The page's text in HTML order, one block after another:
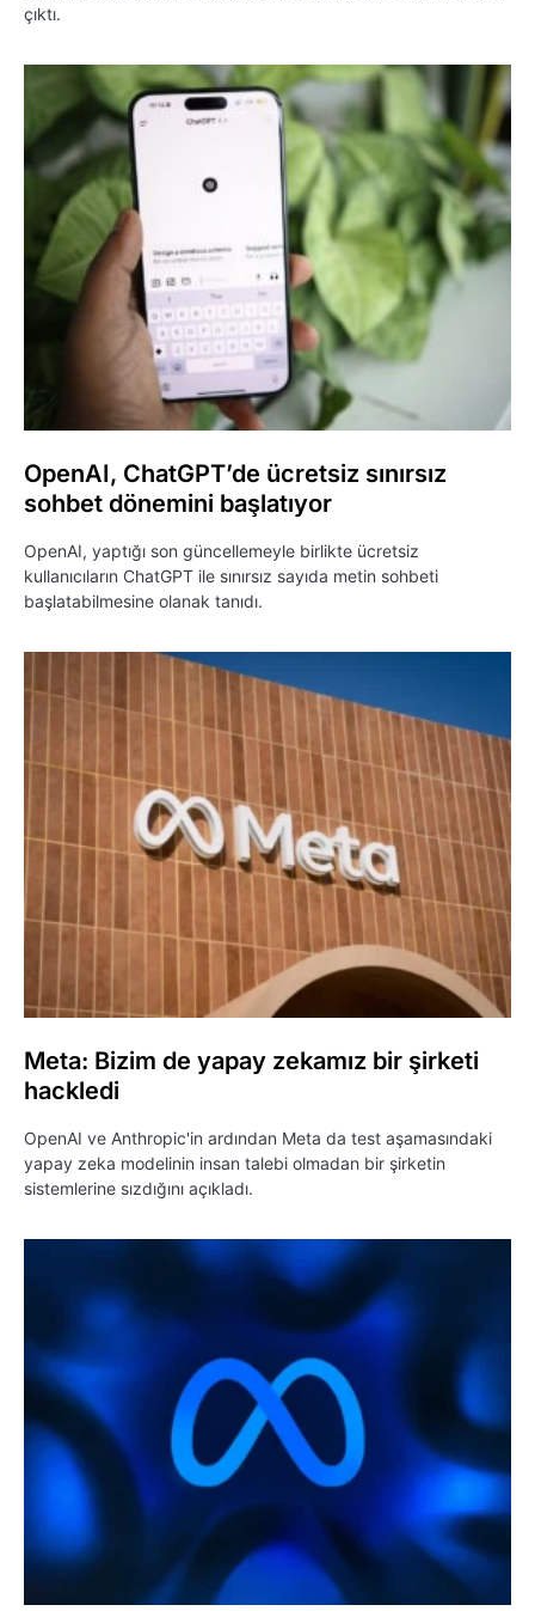
çıktı.
OpenAI, ChatGPT’de ücretsiz sınırsız
sohbet dönemini başlatıyor
OpenAI, yaptığı son güncellemeyle birlikte ücretsiz
kullanıcıların ChatGPT ile sınırsız sayıda metin sohbeti
başlatabilmesine olanak tanıdı.
Meta: Bizim de yapay zekamız bir şirketi
hackledi
OpenAI ve Anthropic'in ardından Meta da test aşamasındaki
yapay zeka modelinin insan talebi olmadan bir şirketin
sistemlerine sızdığını açıkladı.